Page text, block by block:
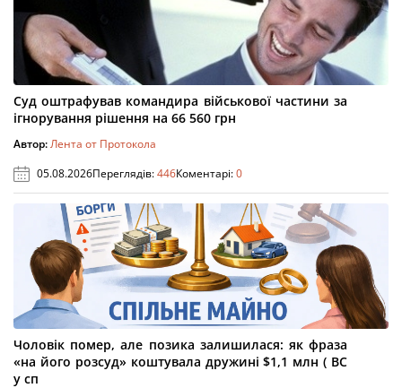
Суд оштрафував командира військової частини за
ігнорування рішення на 66 560 грн
Автор:Лента от Протокола
05.08.2026Переглядів:446Коментарі:0
Чоловік помер, але позика залишилася: як фраза
«на його розсуд» коштувала дружині $1,1 млн ( ВС
у сп